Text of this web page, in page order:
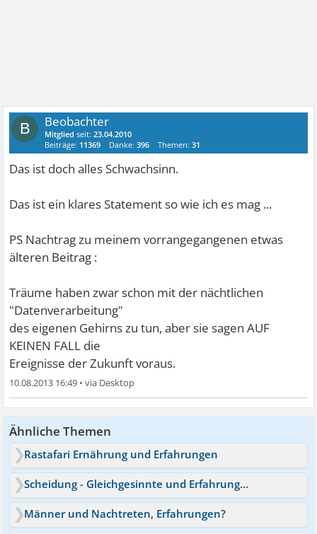
B Beobachter
Mitglied seit:23.04.2010
Beiträge: 11369 Danke:396 Themen:31
Das ist doch alles Schwachsinn.
Das ist ein klares Statement so wie ich es mag ...
PS Nachtrag zu meinem vorrangegangenen etwas
älteren Beitrag :
Träume haben zwar schon mit der nächtlichen
"Datenverarbeitung"
des eigenen Gehirns zu tun, aber sie sagen AUF
KEINEN FALL die
Ereignisse der Zukunft voraus.
10.08.2013 16:49 •
Ähnliche Themen
Rastafari Ernährung und Erfahrungen
Scheidung - Gleichgesinnte und Erfahrungen
Männer und Nachtreten, Erfahrungen?